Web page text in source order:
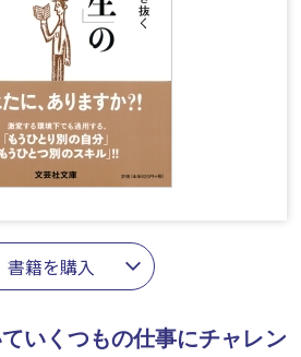
書籍を購入
いくつもの仕事にチャレン